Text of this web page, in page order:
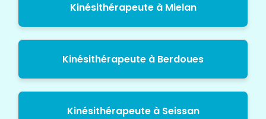
Kinésithérapeute à Mielan
Kinésithérapeute à Berdoues
Kinésithérapeute à Seissan